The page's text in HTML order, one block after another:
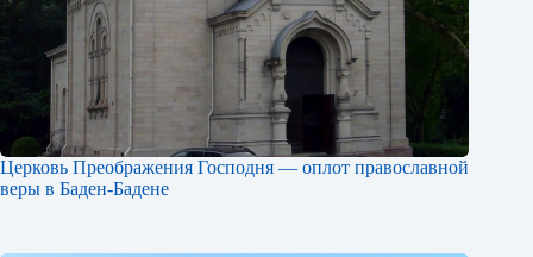
Церковь Преображения Господня — оплот православной
веры в Баден-Бадене